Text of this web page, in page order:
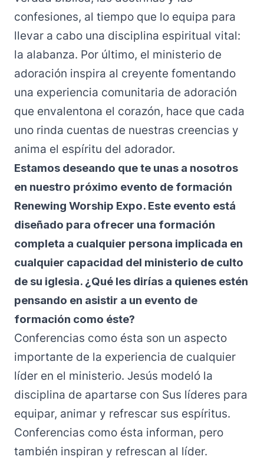
confesiones, al tiempo que lo equipa para
llevar a cabo una disciplina espiritual vital:
la alabanza. Por último, el ministerio de
adoración inspira al creyente fomentando
una experiencia comunitaria de adoración
que envalentona el corazón, hace que cada
uno rinda cuentas de nuestras creencias y
anima el espíritu del adorador.
Estamos deseando que te unas a nosotros
en nuestro próximo evento de formación
Renewing Worship Expo. Este evento está
diseñado para ofrecer una formación
completa a cualquier persona implicada en
cualquier capacidad del ministerio de culto
de su iglesia. ¿Qué les dirías a quienes estén
pensando en asistir a un evento de
formación como éste?
Conferencias como ésta son un aspecto
importante de la experiencia de cualquier
líder en el ministerio. Jesús modeló la
disciplina de apartarse con Sus líderes para
equipar, animar y refrescar sus espíritus.
Conferencias como ésta informan, pero
también inspiran y refrescan al líder.